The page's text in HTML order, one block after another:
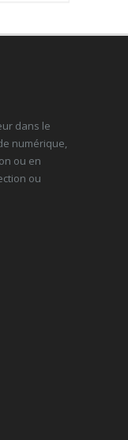
dans le
numérique,
ou en
ou